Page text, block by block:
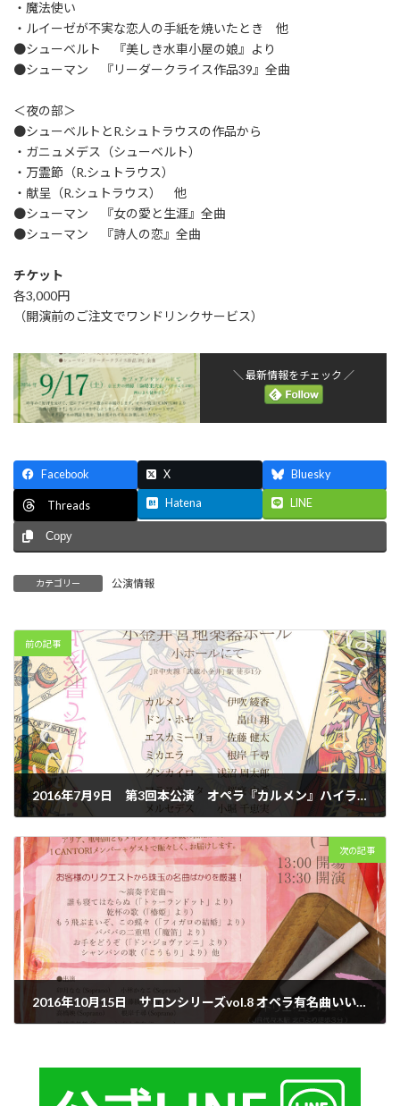
・魔法使い
・ルイーゼが不実な恋人の手紙を焼いたとき 他
●シューベルト 『美しき水車小屋の娘』より
●シューマン 『リーダークライス作品39』全曲
＜夜の部＞
●シューベルトとR.シュトラウスの作品から
・ガニュメデス（シューベルト）
・万霊節（R.シュトラウス）
・献呈（R.シュトラウス） 他
●シューマン 『女の愛と生涯』全曲
●シューマン 『詩人の恋』全曲
チケット
各3,000円
（開演前のご注文でワンドリンクサービス）
＼ 最新情報をチェック ／
Facebook X Bluesky
Threads Hatena LINE
Copy
カテゴリー 公演情報
前の記事
2016年7月9日 第3回本公演 オペラ『カルメン』ハイライト・日本語上演
次の記事
2016年10月15日 サロンシリーズvol.8 オペラ有名曲いいとこどりコンサート